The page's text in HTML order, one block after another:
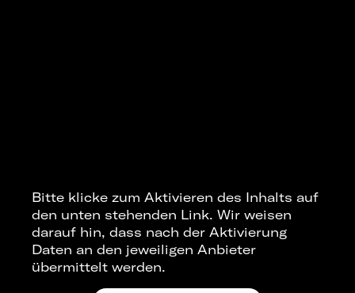
Bitte klicke zum Aktivieren des Inhalts auf
den unten stehenden Link. Wir weisen
darauf hin, dass nach der Aktivierung
Daten an den jeweiligen Anbieter
übermittelt werden.